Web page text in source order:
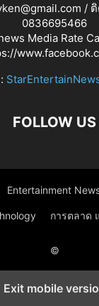
/
0836695466
Media Rate
FOLLOW US
Entertainment
การตลาด
©
Exit mobile